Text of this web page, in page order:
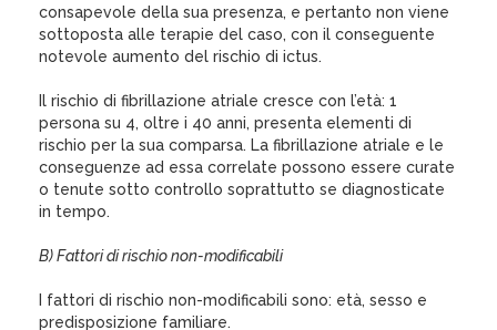
consapevole della sua presenza, e pertanto non viene
sottoposta alle terapie del caso, con il conseguente
notevole aumento del rischio di ictus.
Il rischio di fibrillazione atriale cresce con l’età: 1
persona su 4, oltre i 40 anni, presenta elementi di
rischio per la sua comparsa. La fibrillazione atriale e le
conseguenze ad essa correlate possono essere curate
o tenute sotto controllo soprattutto se diagnosticate
in tempo.
B) Fattori di rischio non-modificabili
I fattori di rischio non-modificabili sono: età, sesso e
predisposizione familiare.